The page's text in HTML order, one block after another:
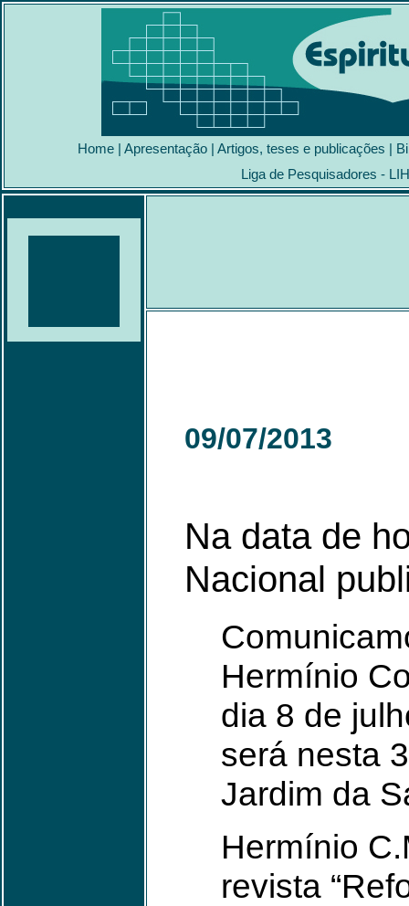
Home | Apresentação | Artigos, teses e publicações |
Liga de Pesquisadores -
09/07/2013
Na data de
Nacional
Hermínio
dia 8 de
será nesta
Jardim da
Hermínio
revista